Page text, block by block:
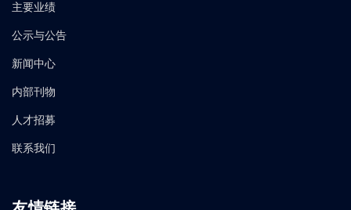
主要业绩
公示与公告
新闻中心
内部刊物
人才招募
联系我们